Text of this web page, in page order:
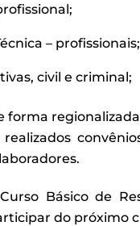
– profissionais;
civil e criminal;
forma
Básico de
do próximo